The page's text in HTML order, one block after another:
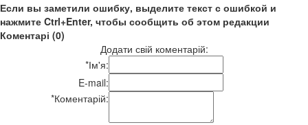
Если вы заметили ошибку, выделите текст с ошибкой и
нажмите Ctrl+Enter, чтобы сообщить об этом редакции
Коментарі (0)
Додати свій коментарій:
*Ім'я:
E-mail:
*Коментарій: